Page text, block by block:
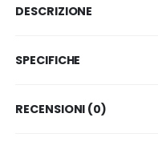
DESCRIZIONE
SPECIFICHE
RECENSIONI (0)